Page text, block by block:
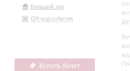
Большой зал
QR-код события
Купить билет